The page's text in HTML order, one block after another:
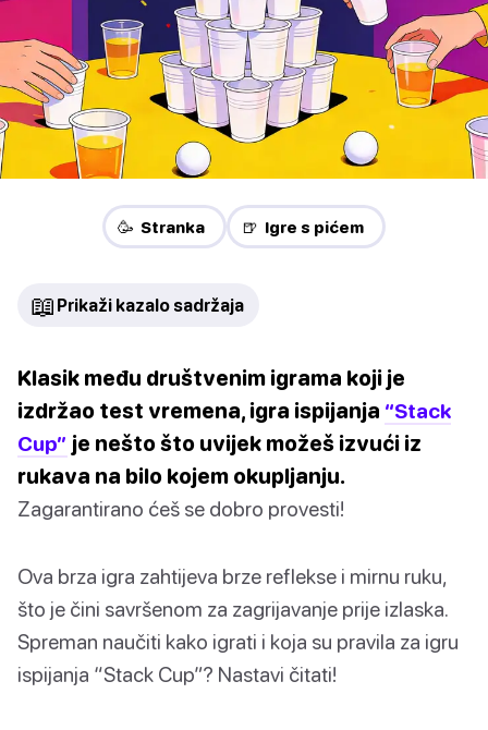
🥳 Stranka 🍺 Igre s pićem
📖 Prikaži kazalo sadržaja
Klasik među društvenim igrama koji je
izdržao test vremena, igra ispijanja “Stack
Cup” je nešto što uvijek možeš izvući iz
rukava na bilo kojem okupljanju.
Zagarantirano ćeš se dobro provesti!
Ova brza igra zahtijeva brze reflekse i mirnu ruku,
što je čini savršenom za zagrijavanje prije izlaska.
Spreman naučiti kako igrati i koja su pravila za igru
ispijanja “Stack Cup”? Nastavi čitati!